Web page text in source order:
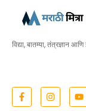
विद्या, बातम्या, तंत्रज्ञान